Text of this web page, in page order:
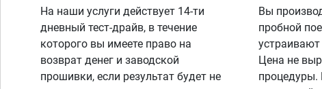
На наши услуги действует 14-ти
дневный тест-драйв, в течение
которого вы имеете право на
возврат денег и заводской
прошивки, если результат будет не
Вы
пробной
устраивают
Цена не